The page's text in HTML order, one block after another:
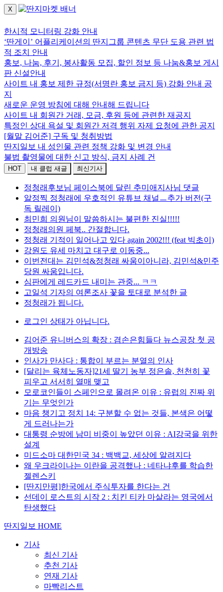
X
한시적 모니터링 강화 안내
‘딴게이’ 어플리케이션의 딴지그룹 콘텐츠 무단 도용 관련 법
적 조치 안내
홍보, 나눔, 후기, 봉사활동 모집, 할인 정보 등 나눔&홍보 게시
판 신설안내
사이트 내 홍보 제한 규정(서명란 홍보 금지 등) 강화 안내 공
지
새로운 운영 방침에 대해 안내해 드립니다
사이트 내 회원간 거래, 모금, 후원 등에 관련한 재공지
특정인 상대 욕설 및 회원간 저격 행위 자제 요청에 관한 공지
[월말 김어준] 구독 및 청취방법
딴지일보 내 성인물 관련 정책 강화 및 변경 안내
불법 촬영물에 대한 신고 방식, 금지 사례 건
HOT 내 클럽 새글 최신기사
정청래후보님 페이스북에 달린 추미애지사님 댓글
알정찍 정청래에 우호적인 유튜브 채널ㅡ추가 버전(구
독 릴레이)
최민희 의원님이 말씀하시는 불편한 진실!!!!!
정청래의원 페북.. 간절합니다.
정청래 기적이 일어나고 있다 again 2002!!! (feat 빅초이)
강원도 유세 마치고 대구로 이동중...
이번전대는 김민석&정청래 싸움이아니라, 김민석&민주
당원 싸움입니다.
심판에게 레드카드 내미는 관중... ㅋㅋ
고일석 기자의 여론조사 꽃을 토대로 분석한 글
정청래가 됩니다.
로그인 상태가 아닙니다.
김어준 유니버스의 확장 : 겸손은힘들다 뉴스공장 첫 공
개방송
인사가 만사다 : 통합이 부르는 분열의 인사
[달리는 육체노동자]21세 딸기 농부 정은솔, 천천히 꽃
피우고 서서히 열매 맺고
모로코인들이 스페인으로 몰려온 이유 : 유럽의 진짜 위
기는 무엇인가
마음 챙기고 정치 14: 구분할 수 없는 것들, 본색은 어떻
게 드러나는가
대통령 순방에 남미 비중이 높았던 이유 : AI강국을 위한
설계
미드소마 대한민국 34 : 백백교, 세상에 알려지다
왜 우크라이나는 이란을 공격했나 : 네타냐후를 학습한
젤렌스키
[딴지만평]한국에서 주식투자를 한다는 건
선데이 로스트의 시작 2 : 치킨 티카 마살라는 영국에서
탄생했다
딴지일보 HOME
기사
최신 기사
추천 기사
연재 기사
마빡리스트